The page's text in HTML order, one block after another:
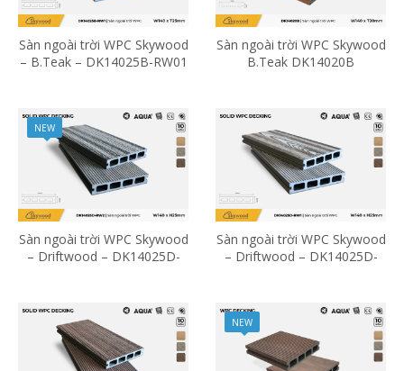
Sàn ngoài trời WPC Skywood
– B.Teak – DK14025B-RW01
Sàn ngoài trời WPC Skywood
B.Teak DK14020B
NEW
Sàn ngoài trời WPC Skywood
– Driftwood – DK14025D-
Sàn ngoài trời WPC Skywood
– Driftwood – DK14025D-
NEW